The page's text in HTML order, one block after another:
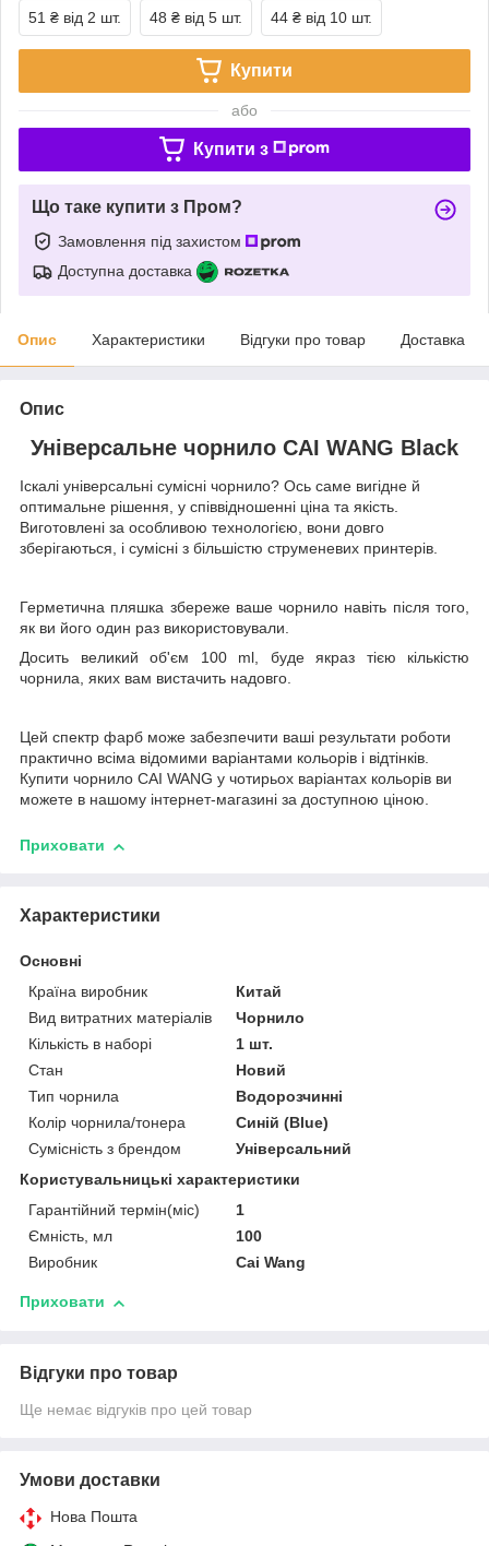
51 ₴ від 2 шт. 48 ₴ від 5 шт. 44 ₴ від 10 шт.
Купити
або
Купити з
Що таке купити з Пром?
Замовлення під захистом
Доступна доставка
Опис Характеристики Відгуки про товар Доставка
Опис
Універсальне чорнило CAI WANG Black
Іскалі універсальні сумісні чорнило? Ось саме вигідне й
оптимальне рішення, у співвідношенні ціна та якість.
Виготовлені за особливою технологією, вони довго
зберігаються, і сумісні з більшістю струменевих принтерів.
Герметична пляшка збереже ваше чорнило навіть після того,
як ви його один раз використовували.
Досить великий об'єм 100 ml, буде якраз тією кількістю
чорнила, яких вам вистачить надовго.
Цей спектр фарб може забезпечити ваші результати роботи
практично всіма відомими варіантами кольорів і відтінків.
Купити чорнило CAI WANG у чотирьох варіантах кольорів ви
можете в нашому інтернет-магазині за доступною ціною.
Приховати
Характеристики
Основні
Країна виробник
Китай
Вид витратних матеріалів
Чорнило
Кількість в наборі
1 шт.
Стан
Новий
Тип чорнила
Водорозчинні
Колір чорнила/тонера
Синій (Blue)
Сумісність з брендом
Універсальний
Користувальницькі характеристики
Гарантійний термін(міс)
1
Ємність, мл
100
Виробник
Cai Wang
Приховати
Відгуки про товар
Ще немає відгуків про цей товар
Умови доставки
Нова Пошта